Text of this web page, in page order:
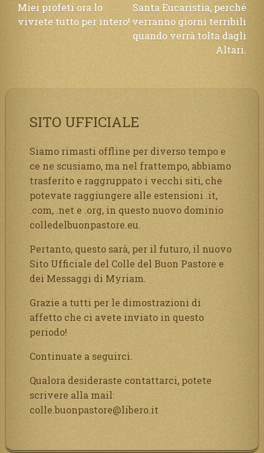
Miei profeti ora lo
vivrete tutto per intero!
Santa Eucaristia, perché
verranno giorni terribili
quando verrà tolta dagli
Altari.
SITO UFFICIALE
Siamo rimasti offline per diverso tempo e
ce ne scusiamo, ma nel frattempo, abbiamo
trasferito e raggruppato i vecchi siti, che
potevate raggiungere alle estensioni .it,
.com, .net e .org, in questo nuovo dominio
colledelbuonpastore.eu.
Pertanto, questo sarà, per il futuro, il nuovo
Sito Ufficiale del Colle del Buon Pastore e
dei Messaggi di Myriam.
Grazie a tutti per le dimostrazioni di
affetto che ci avete inviato in questo
periodo!
Continuate a seguirci.
Qualora desideraste contattarci, potete
scrivere alla mail:
colle.buonpastore@libero.it